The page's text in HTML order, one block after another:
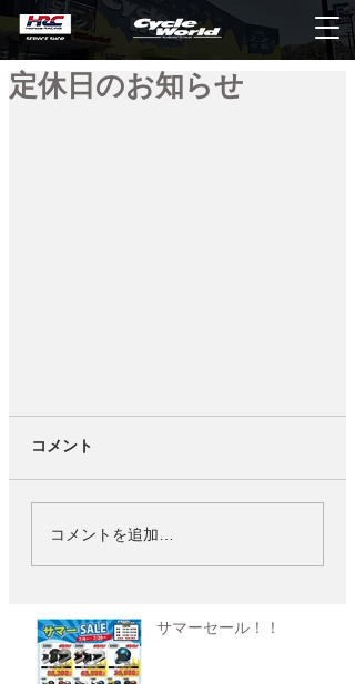
定休日のお知らせ
コメント
コメントを追加…
サマーセール！！